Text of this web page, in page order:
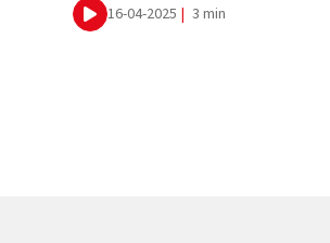
Ecouter
16-04-2025 | 3 min